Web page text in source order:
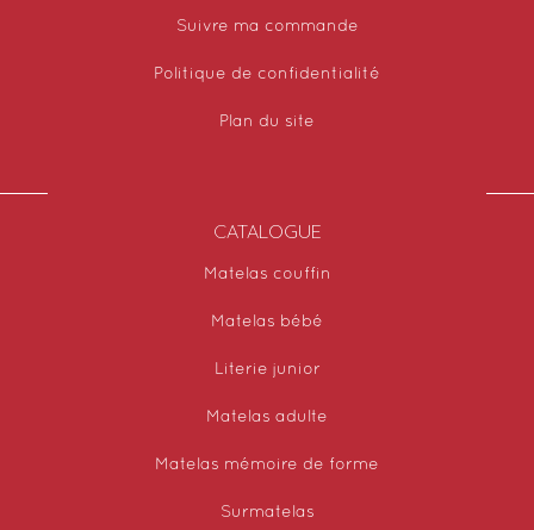
Suivre ma commande
Politique de confidentialité
Plan du site
CATALOGUE
Matelas couffin
Matelas bébé
Literie junior
Matelas adulte
Matelas mémoire de forme
Surmatelas